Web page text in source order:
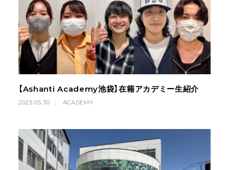
【Ashanti Academy池袋】在籍アカデミー生紹介
2025.05.30 ACADEMY